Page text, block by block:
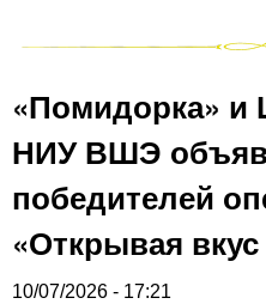
«Помидорка» и
НИУ ВШЭ
победителей
«Открывая вкус
10/07/2026 - 17:21